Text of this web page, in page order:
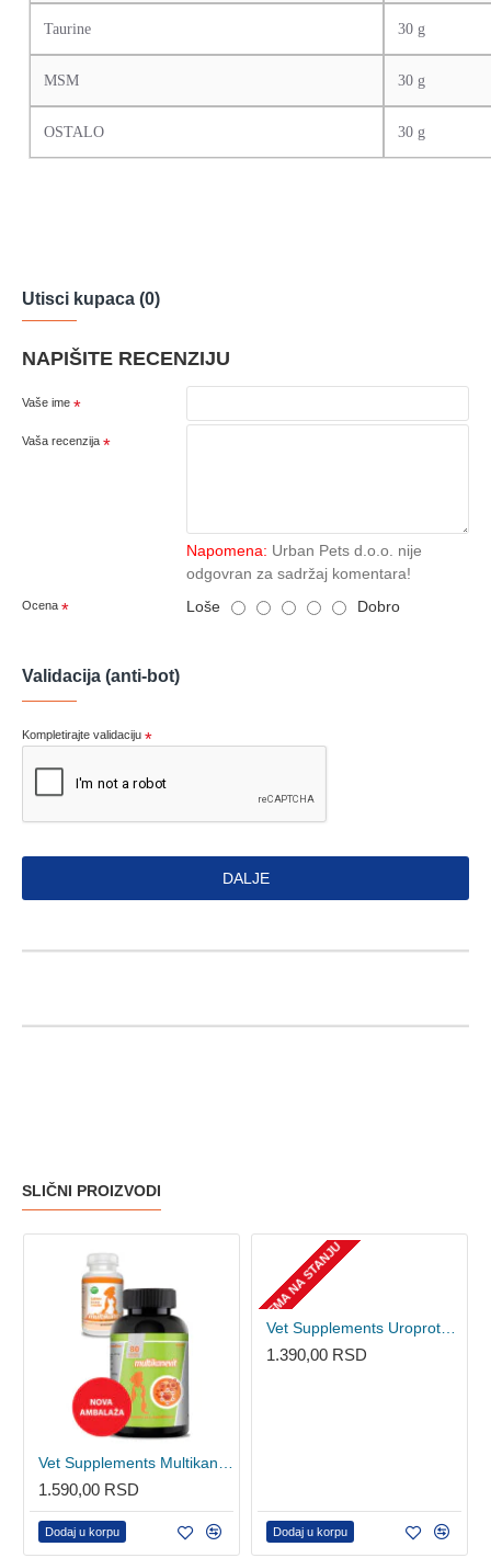
Taurine 30 g
MSM 30 g
OSTALO 30 g
Utisci kupaca (0)
NAPIŠITE RECENZIJU
Vaše ime
Vaša recenzija
Napomena: Urban Pets d.o.o. nije
odgovran za sadržaj komentara!
Ocena Loše Dobro
Validacija (anti-bot)
Kompletirajte validaciju
DALJE
SLIČNI PROIZVODI
1.590,00 RSD
Dodaj u korpu
NEMA NA STANJU
1.390,00 RSD
Dodaj u korpu